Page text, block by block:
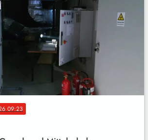
09:23